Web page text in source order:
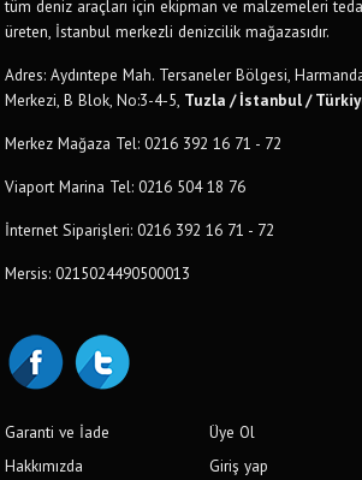
tüm deniz araçları için ekipman ve malzemeleri
üreten, İstanbul merkezli denizcilik mağazasıdır.
Adres: Aydıntepe Mah. Tersaneler Bölgesi,
Merkezi, B Blok, No:3-4-5, Tuzla / İstanbul /
Merkez Mağaza Tel: 0216 392 16 71 - 72
Viaport Marina Tel: 0216 504 18 76
İnternet Siparişleri: 0216 392 16 71 - 72
Mersis: 0215024490500013
Garanti ve İade
Hakkımızda
Üye Ol
Giriş yap